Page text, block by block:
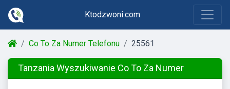
Ktodzwoni.com
Co To Za Numer Telefonu 25561
Tanzania Wyszukiwanie Co To Za Numer